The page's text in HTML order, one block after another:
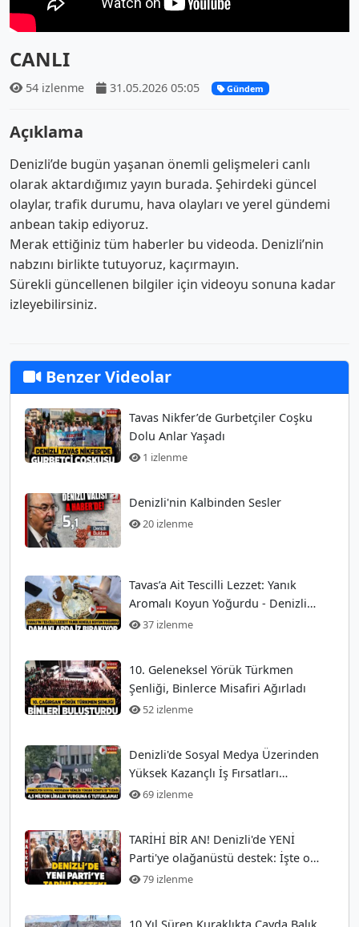
CANLI
54 izlenme 31.05.2026 05:05 Gündem
Açıklama
Denizli’de bugün yaşanan önemli gelişmeleri canlı
olarak aktardığımız yayın burada. Şehirdeki güncel
olaylar, trafik durumu, hava olayları ve yerel gündemi
anbean takip ediyoruz.
Merak ettiğiniz tüm haberler bu videoda. Denizli’nin
nabzını birlikte tutuyoruz, kaçırmayın.
Sürekli güncellenen bilgiler için videoyu sonuna kadar
izleyebilirsiniz.
Benzer Videolar
Tavas Nikfer’de Gurbetçiler Coşku
Dolu Anlar Yaşadı
1 izlenme
Denizli'nin Kalbinden Sesler
20 izlenme
Tavas’a Ait Tescilli Lezzet: Yanık
Aromalı Koyun Yoğurdu - Denizli
Güncel Haberler
37 izlenme
10. Geleneksel Yörük Türkmen
Şenliği, Binlerce Misafiri Ağırladı
52 izlenme
Denizli'de Sosyal Medya Üzerinden
Yüksek Kazançlı İş Fırsatları
Arayanları Tuzağa
69 izlenme
TARİHİ BİR AN! Denizli'de YENİ
Parti'ye olağanüstü destek: İşte o
anlar!
79 izlenme
10 Yıl Süren Kuraklıkta Çayda Balık